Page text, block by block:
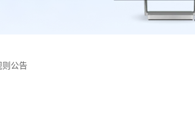
则公告